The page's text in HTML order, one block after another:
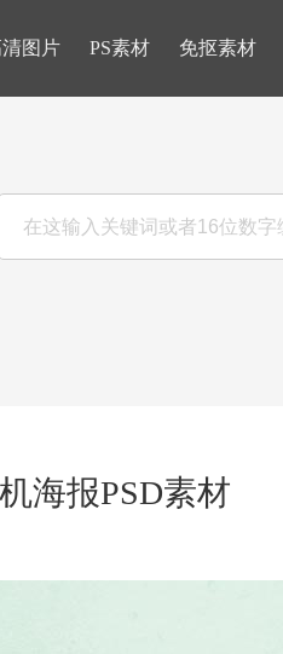
图片 PS素材 免抠素材
海报PSD素材